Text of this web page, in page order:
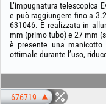
L’impugnatura telescopica
e può raggiungere fino a
631046. È realizzata in
mm (primo tubo) e 27 mm
è presente una
ottimale durante l’uso,
676719